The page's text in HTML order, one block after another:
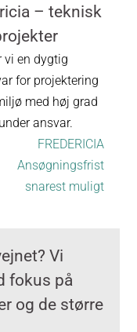
– teknisk
vi en dygtig
for projektering
med høj grad
ansvar.
FREDERICIA
Ansøgningsfrist
snarest muligt
Vi
fokus på
og de større